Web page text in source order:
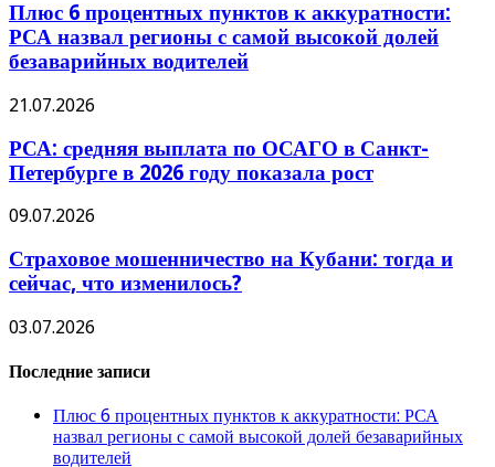
Плюс 6 процентных пунктов к аккуратности:
РСА назвал регионы с самой высокой долей
безаварийных водителей
21.07.2026
РСА: средняя выплата по ОСАГО в Санкт-
Петербурге в 2026 году показала рост
09.07.2026
Страховое мошенничество на Кубани: тогда и
сейчас, что изменилось?
03.07.2026
Последние записи
Плюс 6 процентных пунктов к аккуратности: РСА
назвал регионы с самой высокой долей безаварийных
водителей